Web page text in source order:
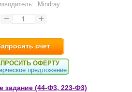
Mindray
счет
ОФЕРТУ
предложение
задание (44-Ф3, 223-Ф3)